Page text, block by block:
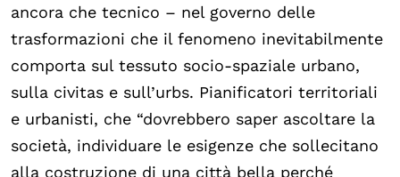
ancora che tecnico – nel governo delle
trasformazioni che il fenomeno inevitabilmente
comporta sul tessuto socio-spaziale urbano,
sulla civitas e sull’urbs. Pianificatori territoriali
e urbanisti, che “dovrebbero saper ascoltare la
società, individuare le esigenze che sollecitano
alla costruzione di una città bella perché